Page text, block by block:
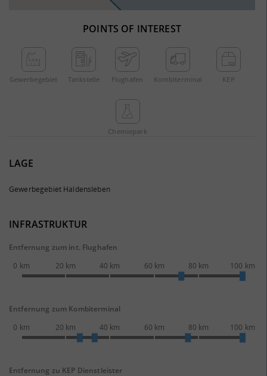
POINTS OF INTEREST
Gewerbe­gebiet Tankstelle Flughafen Kombi­terminal KEP
Chemie­park
LAGE
Gewerbegebiet Haldensleben
INFRASTRUKTUR
Entfernung zum int. Flughafen
0 km
20 km 40 km 60 km 80 km 100 km
Entfernung zum Kombiterminal
0 km
20 km 40 km 60 km 80 km 100 km
Entfernung zu KEP Dienstleister